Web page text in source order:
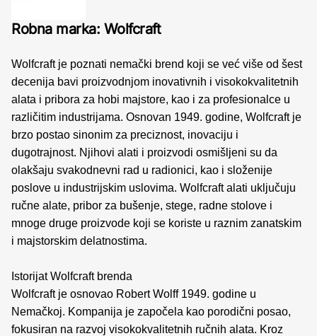
Robna marka: Wolfcraft
Wolfcraft je poznati nemački brend koji se već više od šest
decenija bavi proizvodnjom inovativnih i visokokvalitetnih
alata i pribora za hobi majstore, kao i za profesionalce u
različitim industrijama. Osnovan 1949. godine, Wolfcraft je
brzo postao sinonim za preciznost, inovaciju i
dugotrajnost. Njihovi alati i proizvodi osmišljeni su da
olakšaju svakodnevni rad u radionici, kao i složenije
poslove u industrijskim uslovima. Wolfcraft alati uključuju
ručne alate, pribor za bušenje, stege, radne stolove i
mnoge druge proizvode koji se koriste u raznim zanatskim
i majstorskim delatnostima.
Istorijat Wolfcraft brenda
Wolfcraft je osnovao Robert Wolff 1949. godine u
Nemačkoj. Kompanija je započela kao porodični posao,
fokusiran na razvoj visokokvalitetnih ručnih alata. Kroz